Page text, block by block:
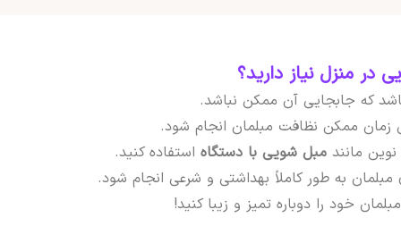
منزل نیاز دارید؟
که جابجایی آن ممکن نباشد.
زمان ممکن نظافت مبلمان انجام شود.
مانند مبل شویی با دستگاه استفاده کنید.
به طور کاملاً بهداشتی و شرعی انجام شود.
خود را دوباره تمیز و زیبا کنید!